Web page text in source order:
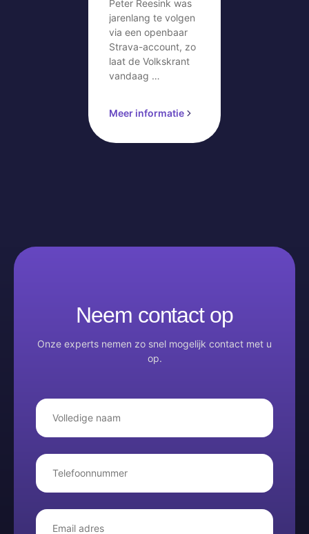
Peter Reesink was
jarenlang te volgen
via een openbaar
Strava-account, zo
laat de Volkskrant
vandaag …
Meer informatie
Neem contact op
Onze experts nemen zo snel mogelijk contact met u
op.